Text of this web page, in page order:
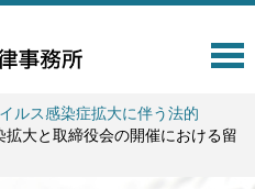
T
l
ルス感染症拡大に伴う法的
大と取締役会の開催における留